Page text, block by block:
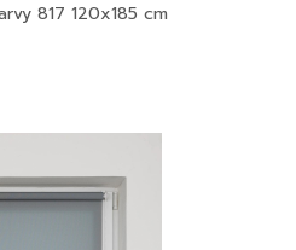
817 120x185 cm